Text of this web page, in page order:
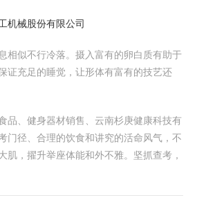
机械股份有限公司
相似不行冷落。摄入富有的卵白质有助于
证充足的睡觉，让形体有富有的技艺还
品、健身器材销售、云南杉庚健康科技有
门径、合理的饮食和讲究的活命风气，不
肌，擢升举座体能和外不雅。坚抓查考，